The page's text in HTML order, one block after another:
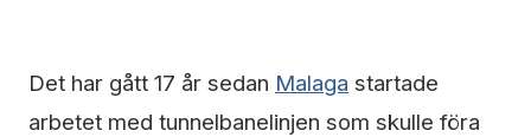
Det har gått 17 år sedan Malaga startade
arbetet med tunnelbanelinjen som skulle föra